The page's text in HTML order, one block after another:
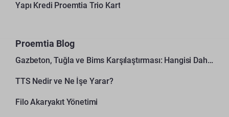
Yapı Kredi Proemtia Trio Kart
Proemtia Blog
Gazbeton, Tuğla ve Bims Karşılaştırması: Hangisi Daha Avantajlı?
TTS Nedir ve Ne İşe Yarar?
Filo Akaryakıt Yönetimi